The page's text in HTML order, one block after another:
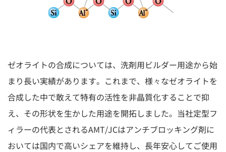
ゼオライトの合成については、洗剤用ビルダー用途から始
まり長い実績があります。これまで、様々なゼオライトを
合成した中で敢えて特有の活性を非晶質化することで抑
え、その形状を生かした用途を開拓しました。当社定型フ
ィラーの代表とされるAMT/JCはアンチブロッキング剤に
おいては国内で高いシェアを維持し、長年安心してご使用